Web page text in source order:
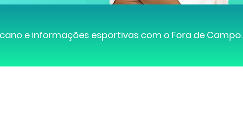
e informações esportivas com o Fora de Campo.